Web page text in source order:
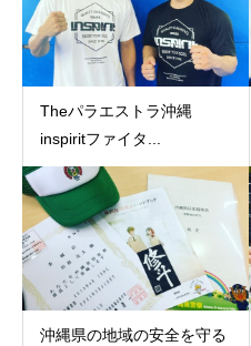
Theパラエストラ沖縄
inspiritファイタ...
沖縄県の地域の安全を守る